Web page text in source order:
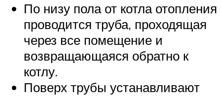
По низу пола от котла отопления
проводится труба, проходящая
через все помещение и
возвращающаяся обратно к
котлу.
Поверх трубы устанавливают